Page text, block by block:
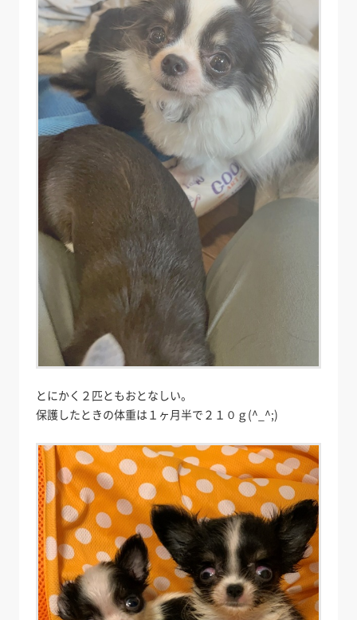
とにかく２匹ともおとなしい。
保護したときの体重は１ヶ月半で２１０ｇ(^_^;)